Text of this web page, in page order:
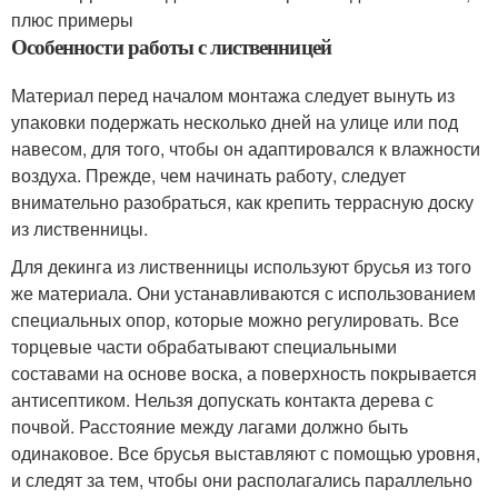
плюс примеры
Особенности работы с лиственницей
Материал перед началом монтажа следует вынуть из
упаковки подержать несколько дней на улице или под
навесом, для того, чтобы он адаптировался к влажности
воздуха. Прежде, чем начинать работу, следует
внимательно разобраться, как крепить террасную доску
из лиственницы.
Для декинга из лиственницы используют брусья из того
же материала. Они устанавливаются с использованием
специальных опор, которые можно регулировать. Все
торцевые части обрабатывают специальными
составами на основе воска, а поверхность покрывается
антисептиком. Нельзя допускать контакта дерева с
почвой. Расстояние между лагами должно быть
одинаковое. Все брусья выставляют с помощью уровня,
и следят за тем, чтобы они располагались параллельно